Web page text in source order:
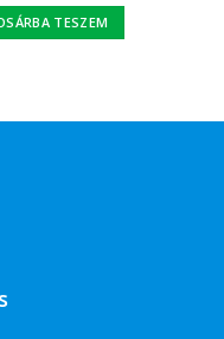
TESZEM